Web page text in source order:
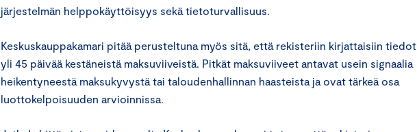
järjestelmän helppokäyttöisyys sekä tietoturvallisuus.
Keskuskauppakamari pitää perusteltuna myös sitä, että rekisteriin kirjattaisiin tiedot
yli 45 päivää kestäneistä maksuviiveistä. Pitkät maksuviiveet antavat usein signaalia
heikentyneestä maksukyvystä tai taloudenhallinnan haasteista ja ovat tärkeä osa
luottokelpoisuuden arvioinnissa.